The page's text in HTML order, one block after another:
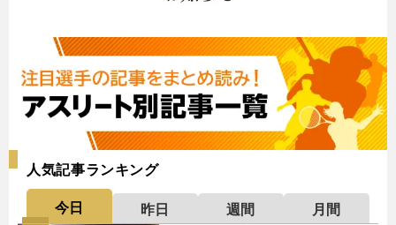
人気記事ランキング
今日 昨日 週間
月間